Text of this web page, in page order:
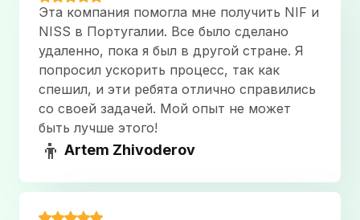
Ekaterina offered clear and comprehensive advices
related to Spain's immigration procedures and
nuances. Thanks to her expertise, I now see the
process much more clearly and feel much less
nervous. I highly recommend her consultation
services for anyone considering a move to Spain.
Margarita Chmutova
October 5, 2023
документов. Она дала много ценных советов по
дополнению кейса, нашла ошибки, подсказала,
Эта компания помогла мне получить NIF и
NISS в Португалии. Все было сделано
удаленно, пока я был в другой стране. Я
попросил ускорить процесс, так как
спешил, и эти ребята отлично справились
со своей задачей. Мой опыт не может
быть лучше этого!
👦 Artem Zhivoderov